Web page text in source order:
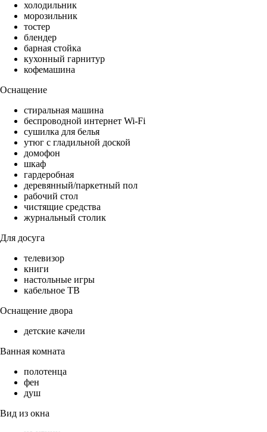
холодильник
морозильник
тостер
блендер
барная стойка
кухонный гарнитур
кофемашина
Оснащение
стиральная машина
беспроводной интернет Wi-Fi
сушилка для белья
утюг с гладильной доской
домофон
шкаф
гардеробная
деревянный/паркетный пол
рабочий стол
чистящие средства
журнальный столик
Для досуга
телевизор
книги
настольные игры
кабельное ТВ
Оснащение двора
детские качели
Ванная комната
полотенца
фен
душ
Вид из окна